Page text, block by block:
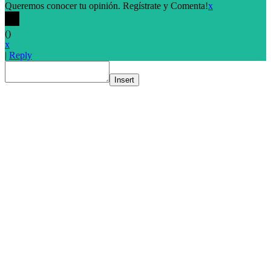
Queremos conocer tu opinión. Regístrate y Comenta!x
()
x
| Reply
Insert